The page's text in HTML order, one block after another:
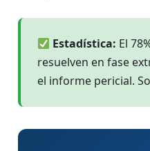
Estadística: El
resuelven en fase
el informe pericial.